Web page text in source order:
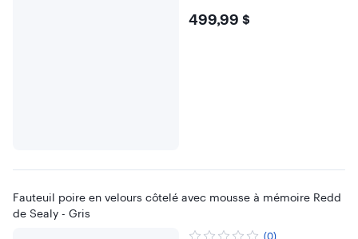
$499.99
499,99 $
Fauteuil poire en velours côtelé avec mousse à mémoire Redd
de Sealy - Gris
(0)